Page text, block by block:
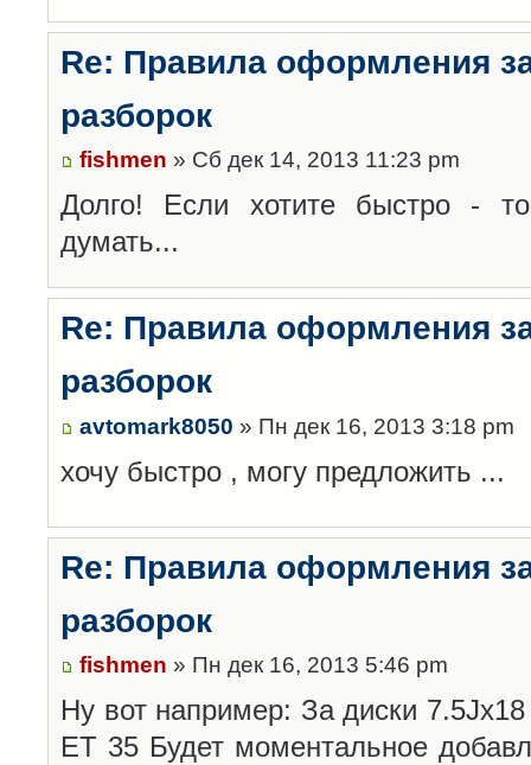
Re: Правила оформления
разборок
fishmen » Сб дек 14, 2013 11:23 pm
Долго! Если хотите быстро -
думать...
Re: Правила оформления
разборок
avtomark8050 » Пн дек 16, 2013 3:18 pm
хочу быстро , могу предложить ...
Re: Правила оформления
разборок
fishmen » Пн дек 16, 2013 5:46 pm
Ну вот например: За диски
ET 35 Будет моментальное